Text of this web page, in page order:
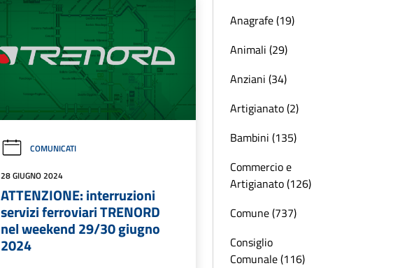
COMUNICATI
28 GIUGNO 2024
ATTENZIONE: interruzioni
servizi ferroviari TRENORD
nel weekend 29/30 giugno
2024
Anagrafe (19)
Animali (29)
Anziani (34)
Artigianato (2)
Bambini (135)
Commercio e
Artigianato (126)
Comune (737)
Consiglio
Comunale (116)